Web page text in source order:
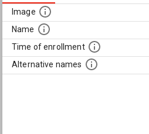
Image
Name
Time of enrollment
Alternative names